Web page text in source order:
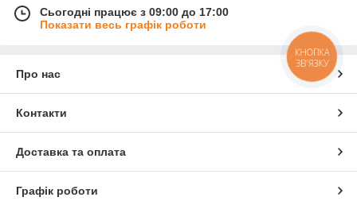
Сьогодні працює з 09:00 до 17:00
Показати весь графік роботи
Про нас
Контакти
Доставка та оплата
Графік роботи
КНОПКА
ЗВ'ЯЗКУ